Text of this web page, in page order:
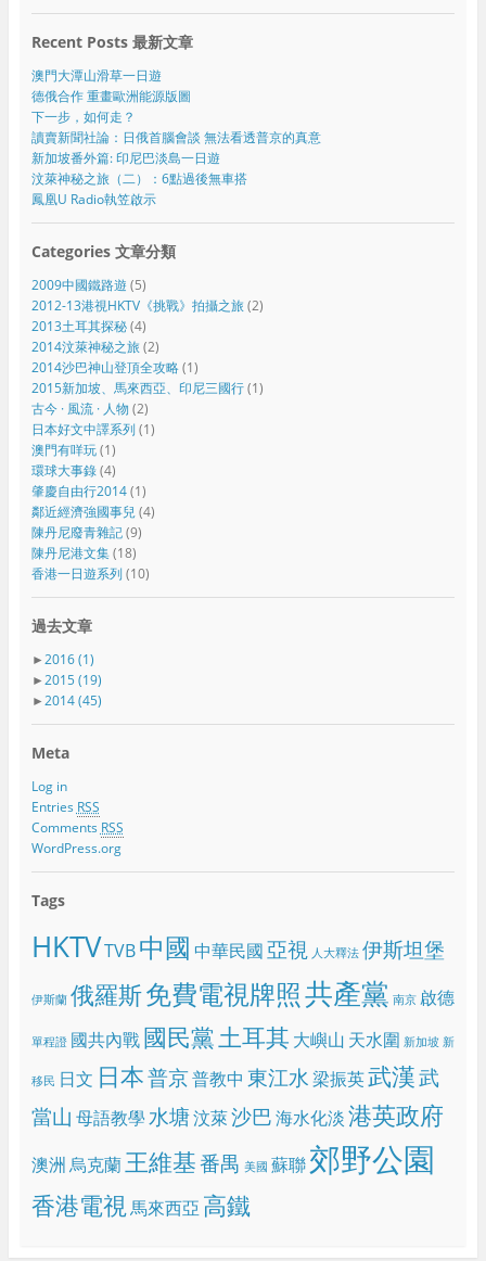
Recent Posts 最新文章
澳門大潭山滑草一日遊
德俄合作 重畫歐洲能源版圖
下一步，如何走？
讀賣新聞社論：日俄首腦會談 無法看透普京的真意
新加坡番外篇: 印尼巴淡島一日遊
汶萊神秘之旅（二）：6點過後無車搭
鳳凰U Radio執笠啟示
Categories 文章分類
2009中國鐵路遊(5)
2012-13港視HKTV《挑戰》拍攝之旅 (2)
2013土耳其探秘(4)
2014汶萊神秘之旅 (2)
2014沙巴神山登頂全攻略(1)
2015新加坡、馬來西亞、印尼三國行(1)
古今 · 風流 · 人物 (2)
日本好文中譯系列(1)
澳門有咩玩(1)
環球大事錄(4)
肇慶自由行2014(1)
鄰近經濟強國事兒(4)
陳丹尼廢青雜記(9)
陳丹尼港文集(18)
香港一日遊系列(10)
過去文章
►2016(1)
►2015(19)
►2014(45)
Meta
Log in
Entries RSS
Comments RSS
WordPress.org
Tags
HKTVTVB 中國 中華民國亞視 人大釋法 伊斯坦堡
伊斯蘭 俄羅斯免費電視牌照共產黨 南京 啟德
單程證 國共內戰 國民黨土耳其 大嶼山 天水圍 新加坡 新
移民 日文 日本普京普教中 東江水梁振英武漢武
當山 母語教學水塘汶萊沙巴海水化淡港英政府
澳洲烏克蘭王維基番禺 美國 蘇聯 郊野公園
香港電視馬來西亞 高鐵